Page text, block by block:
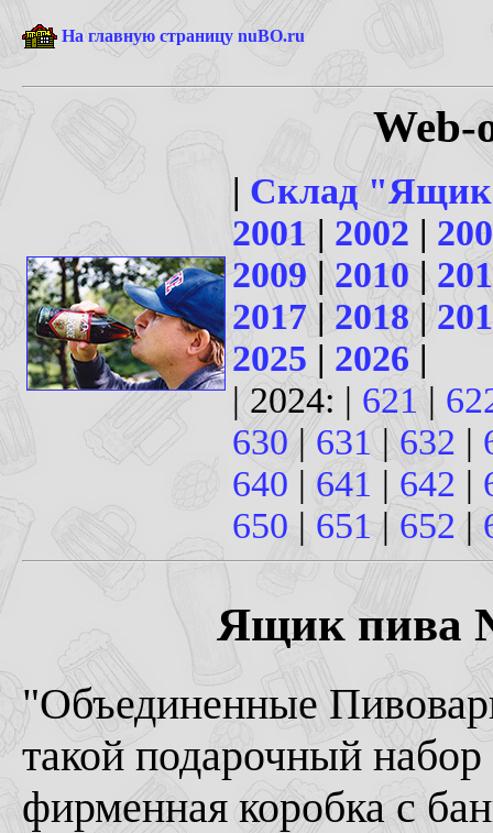
На главную страницу nuBO.ru
| Склад
2001 | 2002 |
2009| 2010|
2017 | 2018|
2025 | 2026|
| 2024: | 621 |
630 |631 |632 |
640 | 641 | 642 |
650 | 651| 652 |
Ящик пива
"Объединенные
такой подарочный
фирменная коробка с